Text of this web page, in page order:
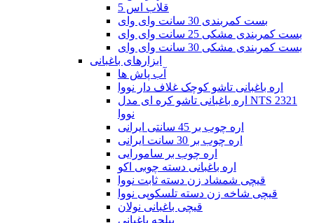
قلاب اس 5
بست کمربندی 30 سانت وای وای
بست کمربندی مشکی 25 سانت وای وای
بست کمربندی مشکی 30 سانت وای وای
ابزارهای باغبانی
آب پاش ها
اره باغبانی تاشو کوچک غلاف دار نووا
اره باغبانی تاشو کره ای مدل NTS 2321
نووا
اره چوب بر 45 سانتی ایرانی
اره چوب بر 30 سانت ایرانی
اره چوب بر سامورایی
اره باغبانی دسته چوبی اکو
قیچی شمشاد زن دسته ثابت نووا
قیچی شاخه زن دسته تلسکوپی نووا
قیچی باغبانی نولان
بیلچه باغبانی